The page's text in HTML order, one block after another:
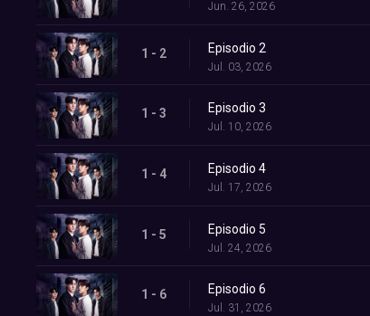
Jun. 26, 2026
1 - 2 Episodio 2
Jul. 03, 2026
1 - 3 Episodio 3
Jul. 10, 2026
1 - 4 Episodio 4
Jul. 17, 2026
1 - 5 Episodio 5
Jul. 24, 2026
1 - 6 Episodio 6
Jul. 31, 2026